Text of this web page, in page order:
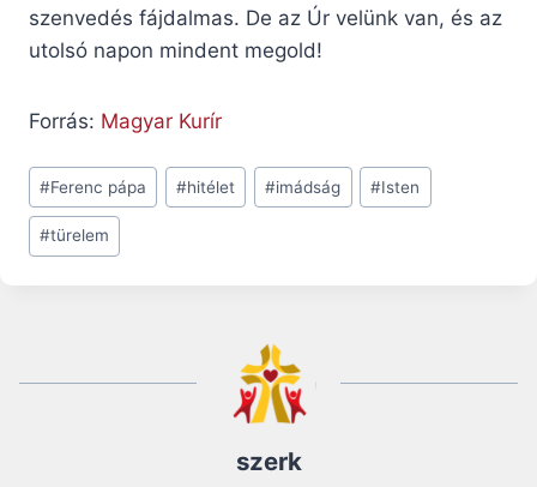
szenvedés fájdalmas. De az Úr velünk van, és az
utolsó napon mindent megold!
Forrás: Magyar Kurír
Post
Tags:
#Ferenc pápa #hitélet #imádság #Isten
#türelem
szerk